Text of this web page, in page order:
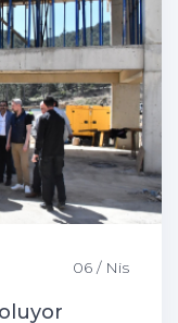
06 / Nis